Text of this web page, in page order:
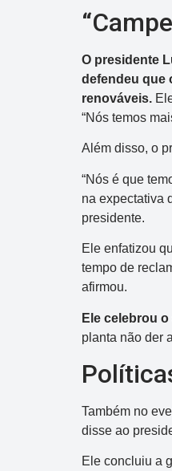
O presidente
defendeu que
renováveis.
“Nós temos
Além disso, o
“Nós é que
na expectativa
presidente.
Ele enfatizou
tempo de
afirmou.
Ele celebrou
planta não der
Também no
disse ao
Ele concluiu a